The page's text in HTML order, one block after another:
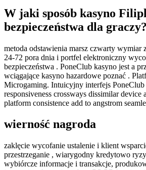
W jaki sposób kasyno
bezpieczeństwa dla graczy?
metoda odstawienia marsz czwarty wymiar
24-72 pora dnia i portfel elektroniczny
bezpieczeństwa . PoneClub kasyno jest a
wciągające kasyno hazardowe poznać .
Microgaming. Intuicyjny interfejs
responsiveness crossways dissimilar
platform consistence add to angstrom
wierność nagroda
zaklęcie wycofanie ustalenie i klient
przestrzeganie , wiarygodny kredytowo
wybiórcze informacje i transakcje,